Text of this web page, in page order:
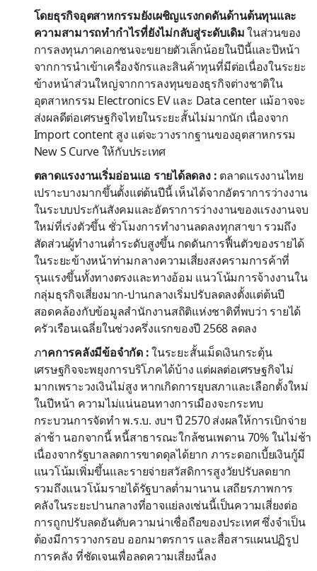
โดยธุรกิจอุตสาหกรรมยังเผชิญแรงกดดันด้านต้นทุนและ
ความสามารถทำกำไรที่ยังไม่กลับสู่ระดับเดิมในส่วนของ
การลงทุนภาคเอกชนจะขยายตัวเล็กน้อยในปีนี้และปีหน้า
จากการนำเข้าเครื่องจักรและสินค้าทุนที่มีต่อเนื่องในระยะ
ข้างหน้าส่วนใหญ่จากการลงทุนของธุรกิจต่างชาติใน
อุตสาหกรรม Electronics EV และ Data center แม้อาจจะ
ส่งผลดีต่อเศรษฐกิจไทยในระยะสั้นไม่มากนัก เนื่องจาก
Import content สูง แต่จะวางรากฐานของอุตสาหกรรม
New S Curve ให้กับประเทศ
ตลาดแรงงานเริ่มอ่อนแอ รายได้ลดลง : ตลาดแรงงานไทย
เปราะบางมากขึ้นตั้งแต่ต้นปีนี้ เห็นได้จากอัตราการว่างงาน
ในระบบประกันสังคมและอัตราการว่างงานของแรงงานจบ
ใหม่ที่เร่งตัวขึ้น ชั่วโมงการทำงานลดลงทุกสาขา รวมถึง
สัดส่วนผู้ทำงานต่ำระดับสูงขึ้น กดดันการฟื้นตัวของรายได้
ในระยะข้างหน้าท่ามกลางความเสี่ยงสงครามการค้าที่
รุนแรงขึ้นทั้งทางตรงและทางอ้อม แนวโน้มการจ้างงานใน
กลุ่มธุรกิจเสี่ยงมาก-ปานกลางเริ่มปรับลดลงตั้งแต่ต้นปี
สอดคล้องกับข้อมูลสำนักงานสถิติแห่งชาติที่พบว่า รายได้
ครัวเรือนเฉลี่ยในช่วงครึ่งแรกของปี 2568 ลดลง
ภาคการคลังมีข้อจำกัด :ในระยะสั้นเม็ดเงินกระตุ้น
เศรษฐกิจจะพยุงการบริโภคได้บ้าง แต่ผลต่อเศรษฐกิจไม่
มากเพราะวงเงินไม่สูง หากเกิดการยุบสภาและเลือกตั้งใหม่
ในปีหน้า ความไม่แน่นอนทางการเมืองจะกระทบ
กระบวนการจัดทำ พ.ร.บ. งบฯ ปี 2570 ส่งผลให้การเบิกจ่าย
ล่าช้า นอกจากนี้ หนี้สาธารณะใกล้ชนเพดาน 70% ในไม่ช้า
เนื่องจากรัฐบาลลดการขาดดุลได้ยาก ภาระดอกเบี้ยเงินกู้มี
แนวโน้มเพิ่มขึ้นและรายจ่ายสวัสดิการสูงวัยปรับลดยาก
รวมถึงแนวโน้มรายได้รัฐบาลต่ำมานาน เสถียรภาพการ
คลังในระยะปานกลางที่อาจแย่ลงเช่นนี้เป็นความเสี่ยงต่อ
การถูกปรับลดอันดับความน่าเชื่อถือของประเทศ ซึ่งจำเป็น
ต้องมีการวางกรอบ ออกมาตรการ และสื่อสารแผนปฏิรูป
การคลัง ที่ชัดเจนเพื่อลดความเสี่ยงนี้ลง